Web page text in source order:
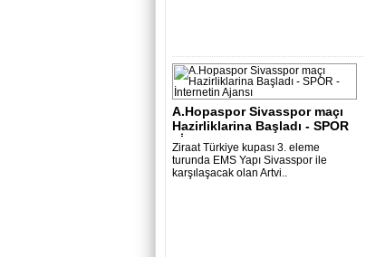
A.Hopaspor Sivasspor maçı
Hazirliklarina Başladı - SPOR
- İn..
Ziraat Türkiye kupası 3. eleme
turunda EMS Yapı Sivasspor ile
karşılaşacak olan Artvi..